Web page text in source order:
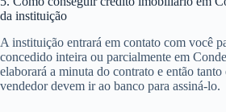
da instituição
A instituição entrará em contato com você
concedido inteira ou parcialmente em
elaborará a minuta do contrato e então
vendedor devem ir ao banco para assiná-lo.